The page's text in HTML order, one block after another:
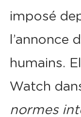
imposé
humains.
Watch
normes